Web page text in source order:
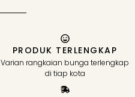
PRODUK TERLENGKAP
Varian rangkaian bunga terlengkap
di tiap kota